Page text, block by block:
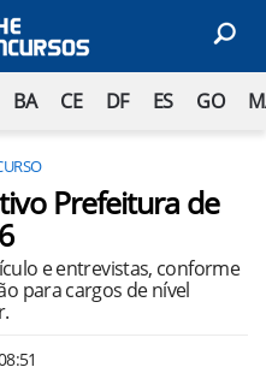
BA CE DF ES GO
Prefeitura de
e entrevistas, conforme
para cargos de nível